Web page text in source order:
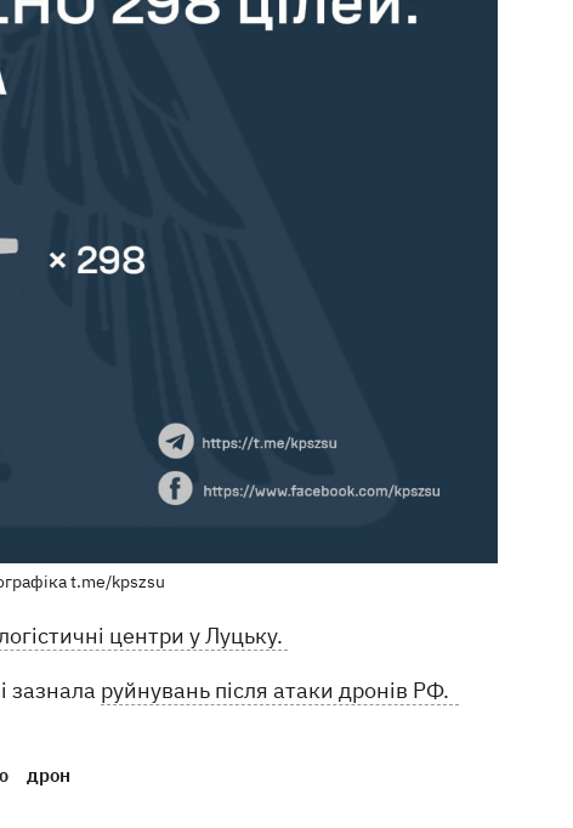
t.me/kpszsu
центри у Луцьку.
зазнала руйнувань після атаки дронів РФ.
дрон